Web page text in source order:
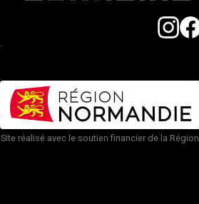
Site réalisé avec le soutien financier de la Région.